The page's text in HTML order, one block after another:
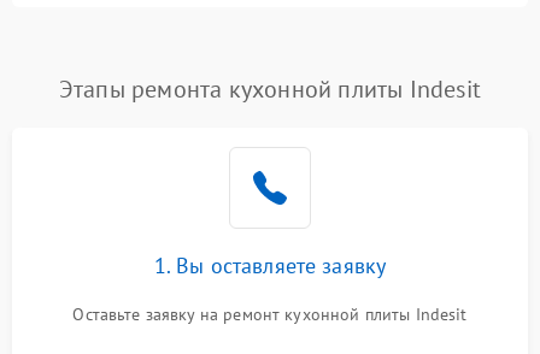
Этапы ремонта кухонной плиты Indesit
1. Вы оставляете заявку
Оставьте заявку на ремонт кухонной плиты Indesit